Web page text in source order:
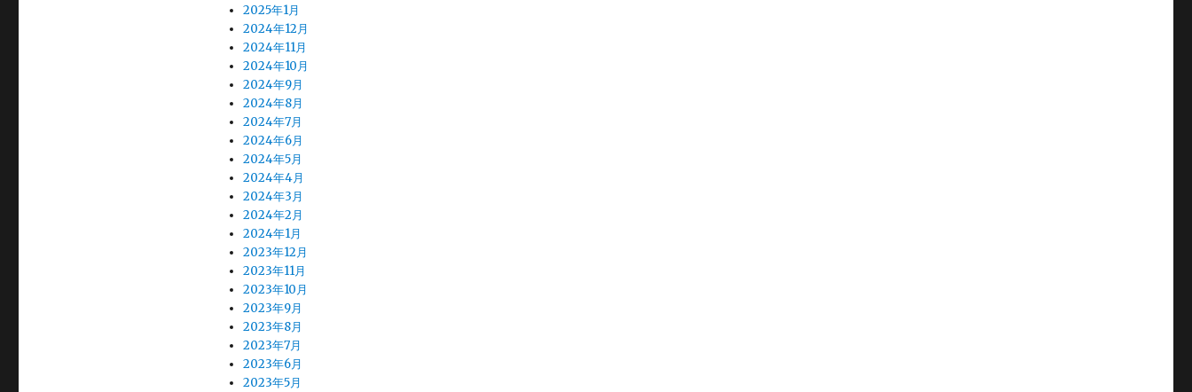
2025年1月
2024年12月
2024年11月
2024年10月
2024年9月
2024年8月
2024年7月
2024年6月
2024年5月
2024年4月
2024年3月
2024年2月
2024年1月
2023年12月
2023年11月
2023年10月
2023年9月
2023年8月
2023年7月
2023年6月
2023年5月